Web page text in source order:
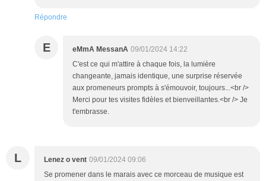
Répondre
E eMmA MessanA 09/01/2024 14:22
C'est ce qui m'attire à chaque fois, la lumière
changeante, jamais identique, une surprise réservée
aux promeneurs prompts à s'émouvoir, toujours...<br />
Merci pour tes visites fidèles et bienveillantes.<br /> Je
t'embrasse.
L Lenez o vent 09/01/2024 09:06
Se promener dans le marais avec ce morceau de musique est